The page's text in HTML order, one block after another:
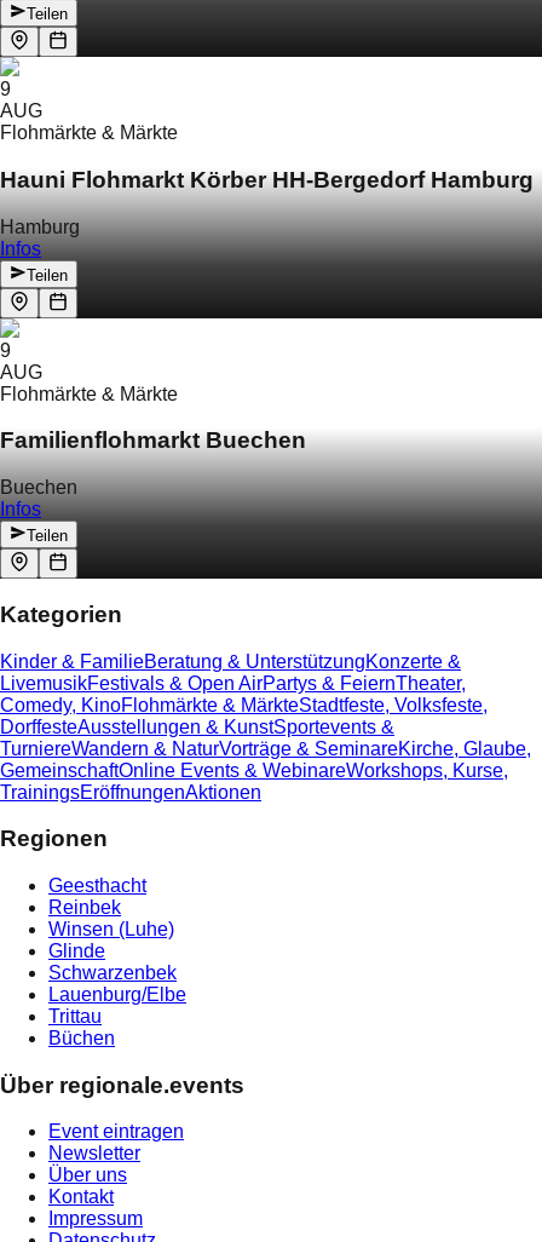
Teilen
9
AUG
Flohmärkte & Märkte
Hauni Flohmarkt Körber HH-Bergedorf Hamburg
Hamburg
Infos
Teilen
9
AUG
Flohmärkte & Märkte
Familienflohmarkt Buechen
Buechen
Infos
Teilen
Kategorien
Kinder & FamilieBeratung & UnterstützungKonzerte &
LivemusikFestivals & Open AirPartys & FeiernTheater,
Comedy, KinoFlohmärkte & MärkteStadtfeste, Volksfeste,
DorffesteAusstellungen & KunstSportevents &
TurniereWandern & NaturVorträge & SeminareKirche, Glaube,
GemeinschaftOnline Events & WebinareWorkshops, Kurse,
TrainingsEröffnungenAktionen
Regionen
Geesthacht
Reinbek
Winsen (Luhe)
Glinde
Schwarzenbek
Lauenburg/Elbe
Trittau
Büchen
Über regionale.events
Event eintragen
Newsletter
Über uns
Kontakt
Impressum